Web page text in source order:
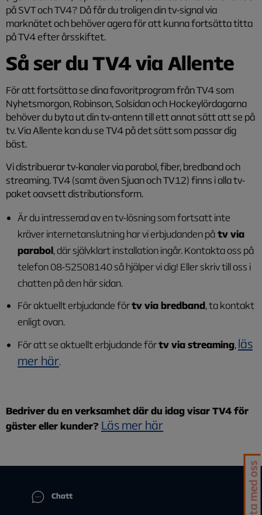
på SVT och TV4? Då får du troligen din tv-signal via
marknätet och behöver agera för att kunnafortsättatitta
på TV4 efter årsskiftet.
Så ser du TV4 via Allente
För att fortsätta se dina favoritprogram från TV4 som
Nyhetsmorgon, Robinson, Solsidan och Hockeylördagarna
behöver du byta ut din tv-antenn till ett annat sätt att se på
tv. Via Allente kan du se TV4 på det sätt som passar dig
bäst.
Vi distribuerar tv-kanaler via parabol, fiber, bredband och
streaming. TV4 (samt även Sjuan och TV12) finns i alla tv-
paket oavsett distributionsform.
Är du intresserad av en tv-lösning som fortsatt inte
kräver internetanslutning har vi erbjudanden påtv via
parabol, där självklart installation ingår. Kontakta oss på
telefon 08-52508140 så hjälper vi dig! Eller skriv till oss i
chatten på den här sidan.
För aktuellt erbjudande förtv via bredband, ta kontakt
enligt ovan.
För att se aktuellt erbjudande förtv via streaming,läs
mer här.
Bedriver du en verksamhet där du idag visar TV4 för
gäster eller kunder? Läs mer här
Chatt